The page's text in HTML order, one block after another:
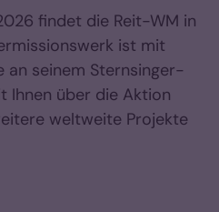
findet die Reit-WM in
ist mit
an seinem Sternsinger-
Ihnen über die Aktion
weltweite Projekte